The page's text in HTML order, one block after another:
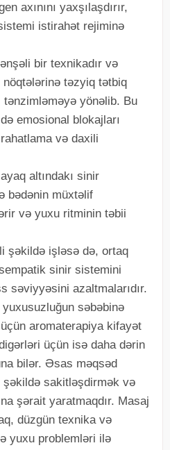
axınını yaxşılaşdırır,
istirahət rejiminə
bir texnikadır və
təzyiq tətbiq
tənzimləməyə yönəlib. Bu
emosional blokajları
və daxili
altındakı sinir
bədənin müxtəlif
və yuxu ritminin təbii
şəkildə işləsə də, ortaq
sinir sistemini
səviyyəsini azaltmalarıdır.
səbəbinə
aromaterapiya kifayət
üçün isə daha dərin
bilər. Əsas məqsəd
şəkildə sakitləşdirmək və
şərait yaratmaqdır. Masaj
düzgün texnika və
yuxu problemləri ilə